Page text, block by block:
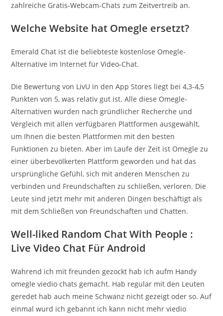
zahlreiche Gratis-Webcam-Chats zum Zeitvertreib an.
Welche Website hat Omegle ersetzt?
Emerald Chat ist die beliebteste kostenlose Omegle-
Alternative im Internet für Video-Chat.
Die Bewertung von LivU in den App Stores liegt bei 4,3-4,5
Punkten von 5, was relativ gut ist. Alle diese Omegle-
Alternativen wurden nach gründlicher Recherche und
Vergleich mit allen verfügbaren Plattformen ausgewählt,
um Ihnen die besten Plattformen mit den besten
Funktionen zu bieten. Aber im Laufe der Zeit ist Omegle zu
einer überbevölkerten Plattform geworden und hat das
ursprüngliche Gefühl, sich mit anderen Menschen zu
verbinden und Freundschaften zu schließen, verloren. Die
Leute sind jetzt mehr mit anderen Dingen beschäftigt als
mit dem Schließen von Freundschaften und Chatten.
Well-liked Random Chat With People :
Live Video Chat Für Android
Wahrend ich mit freunden gezockt hab ich aufm Handy
omegle viedio chats gemacht. Hab regular mit den Leuten
geredet hab auch meine Schwanz nicht gezeigt oder so. Auf
einmal wurd ich gebannt ich kann nicht mehr viedio